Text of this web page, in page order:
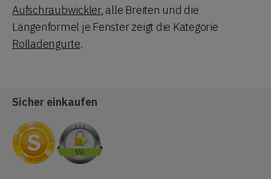
Aufschraubwickler, alle Breiten und die
Längenformel je Fenster zeigt die Kategorie
Rolladengurte.
Sicher einkaufen